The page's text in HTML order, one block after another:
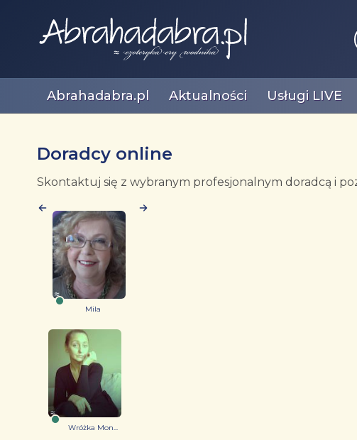
Abrahadabra.pl Aktualności Usługi LIVE
Doradcy online
Skontaktuj się z wybranym profesjonalnym doradcą i
Mila
Wróżka Mon...